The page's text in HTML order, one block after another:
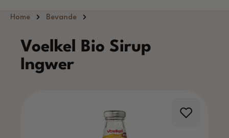
al contenuto principale
Home Bevande
Voelkel Bio Sirup
Ingwer